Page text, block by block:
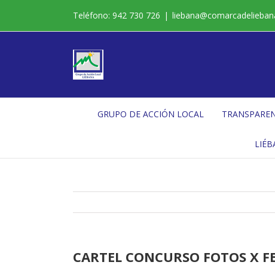
contenido
Teléfono: 942 730 726 |
GRUPO DE ACCIÓN LOCAL
CARTEL CONCURSO FOTOS X